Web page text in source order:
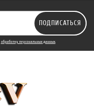
ПОДПИСАТЬСЯ
обработку персональных данных.